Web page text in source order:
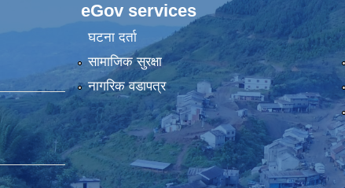
eGov services
घटना दर्ता
सामाजिक सुरक्षा
नागरिक वडापत्र